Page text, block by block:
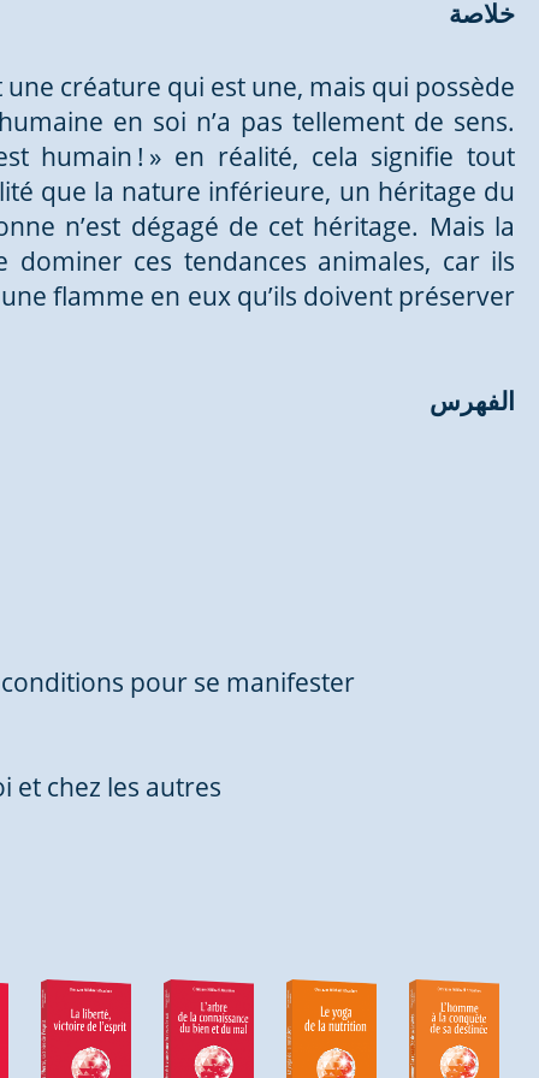
خلاصة
créature qui est une, mais qui possède
en soi n’a pas tellement de sens.
humain ! » en réalité, cela signifie tout
que la nature inférieure, un héritage du
n’est dégagé de cet héritage. Mais la
ces tendances animales, car ils
flamme en eux qu’ils doivent préserver
الفهرس
pour se manifester
et chez les autres